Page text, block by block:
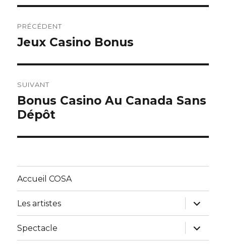
de
PRÉCÉDENT
Article
Jeux Casino Bonus
SUIVANT
Article
suivant :
Bonus Casino Au Canada Sans
Dépôt
Accueil COSA
Les artistes
ouvrir
le
sous-
menu
Spectacle
ouvrir
le
sous-